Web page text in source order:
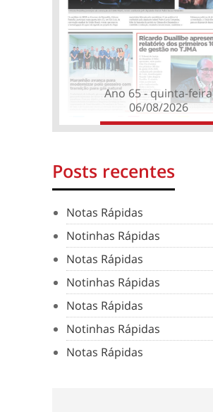
Ano 65 - quinta-feira
06/08/2026
Posts recentes
Notas Rápidas
Notinhas Rápidas
Notas Rápidas
Notinhas Rápidas
Notas Rápidas
Notinhas Rápidas
Notas Rápidas